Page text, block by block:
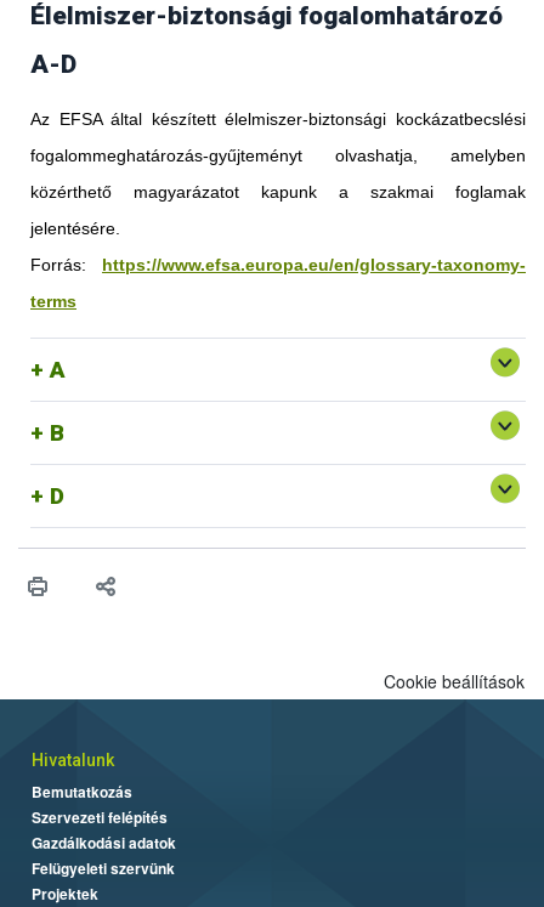
Élelmiszer-biztonsági fogalomhatározó
A-D
Az EFSA által készített élelmiszer-biztonsági kockázatbecslési
fogalommeghatározás-gyűjteményt olvashatja, amelyben
közérthető magyarázatot kapunk a szakmai foglamak
jelentésére.
Forrás: https://www.efsa.europa.eu/en/glossary-taxonomy-
terms
A
B
D
Cookie beállítások
Hivatalunk
Bemutatkozás
Szervezeti felépítés
Gazdálkodási adatok
Felügyeleti szervünk
Projektek